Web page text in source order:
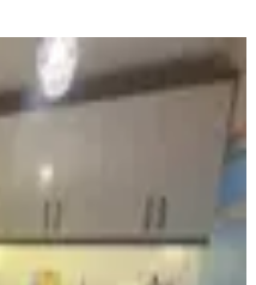
Full Eşyalı 3+1
Doğalgazlı 1. Kat
giriş